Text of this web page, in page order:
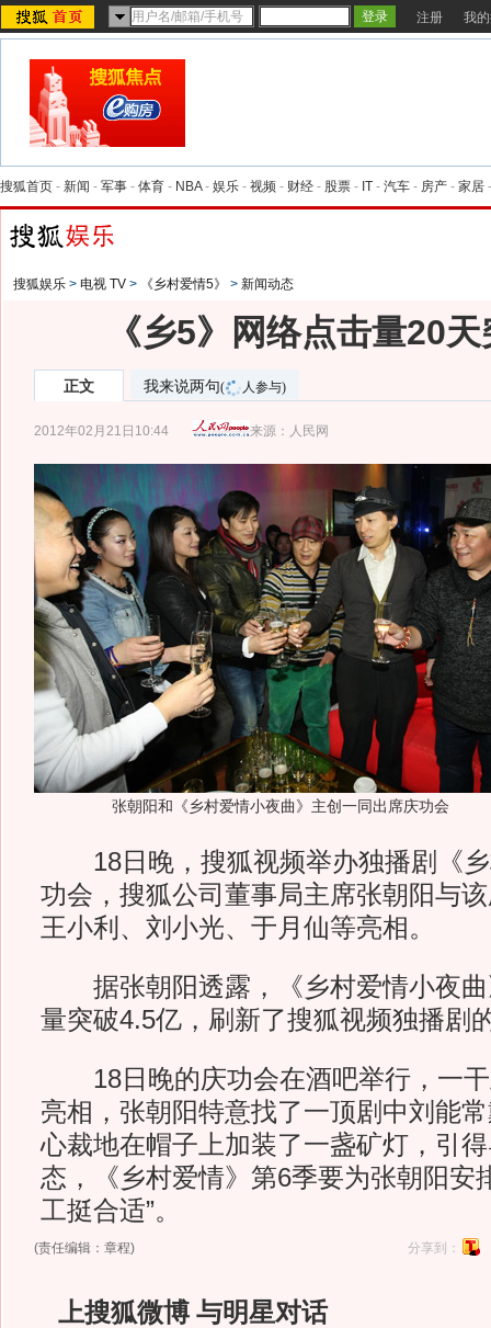
注册 我
搜狐首页 - 新闻 - 军事 - 体育 - NBA- 娱乐 - 视频 - 财经 - 股票 - IT - 汽车 - 房产 - 家居
搜狐娱乐 > 电视 TV > 《乡村爱情5》 > 新闻动态
《乡5》网络点击量20
正文 我来说两句( 人参与)
2012年02月21日10:44 来源： 人民网
张朝阳和《乡村爱情小夜曲》主创一同出席庆功会
18日晚，搜狐视频举办独播剧《乡
功会，搜狐公司董事局主席张朝阳与
王小利、刘小光、于月仙等亮相。
据张朝阳透露，《乡村爱情小夜曲
量突破4.5亿，刷新了搜狐视频独播剧
18日晚的庆功会在酒吧举行，一干
亮相，张朝阳特意找了一顶剧中刘能
心裁地在帽子上加装了一盏矿灯，引
态，《乡村爱情》第6季要为张朝阳安
工挺合适”。
(责任编辑：章程) 分享到：
上搜狐微博 与明星对话